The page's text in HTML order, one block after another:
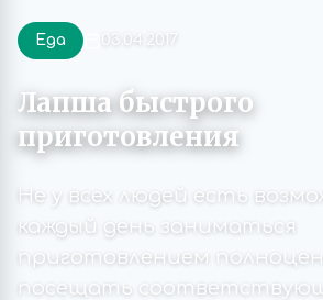
Еда 03.04.2017
Лапша быстрого
приготовления
Не у всех людей есть
каждый день заниматься
приготовлением
посещать